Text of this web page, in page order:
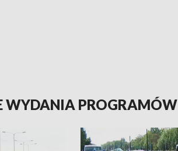
WYDANIA PROGRAMÓW